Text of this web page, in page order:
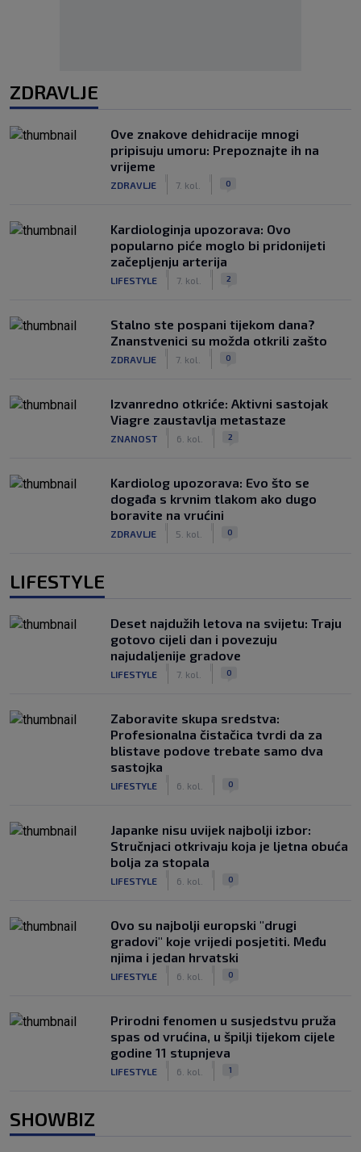
ZDRAVLJE
Ove znakove dehidracije mnogi
pripisuju umoru: Prepoznajte ih na
vrijeme
ZDRAVLJE 7. kol. 0
Kardiologinja upozorava: Ovo
popularno piće moglo bi pridonijeti
začepljenju arterija
LIFESTYLE 7. kol. 2
Stalno ste pospani tijekom dana?
Znanstvenici su možda otkrili zašto
ZDRAVLJE 7. kol. 0
Izvanredno otkriće: Aktivni sastojak
Viagre zaustavlja metastaze
ZNANOST 6. kol. 2
Kardiolog upozorava: Evo što se
događa s krvnim tlakom ako dugo
boravite na vrućini
ZDRAVLJE 5. kol. 0
LIFESTYLE
Deset najdužih letova na svijetu: Traju
gotovo cijeli dan i povezuju
najudaljenije gradove
LIFESTYLE 7. kol. 0
Zaboravite skupa sredstva:
Profesionalna čistačica tvrdi da za
blistave podove trebate samo dva
sastojka
LIFESTYLE 6. kol. 0
Japanke nisu uvijek najbolji izbor:
Stručnjaci otkrivaju koja je ljetna obuća
bolja za stopala
LIFESTYLE 6. kol. 0
Ovo su najbolji europski "drugi
gradovi" koje vrijedi posjetiti. Među
njima i jedan hrvatski
LIFESTYLE 6. kol. 0
Prirodni fenomen u susjedstvu pruža
spas od vrućina, u špilji tijekom cijele
godine 11 stupnjeva
LIFESTYLE 6. kol. 1
SHOWBIZ